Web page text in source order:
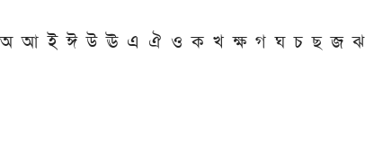
অ আ ই ঈ উ ঊ এ ঐ ও ক খ ক্ষ গ ঘ চ ছ জ ঝ